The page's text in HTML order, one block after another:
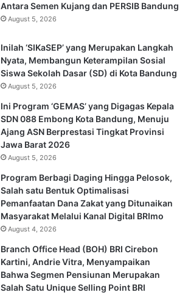
Antara Semen Kujang dan PERSIB Bandung
August 5, 2026
Inilah ‘SIKaSEP’ yang Merupakan Langkah
Nyata, Membangun Keterampilan Sosial
Siswa Sekolah Dasar (SD) di Kota Bandung
August 5, 2026
Ini Program ‘GEMAS’ yang Digagas Kepala
SDN 088 Embong Kota Bandung, Menuju
Ajang ASN Berprestasi Tingkat Provinsi
Jawa Barat 2026
August 5, 2026
Program Berbagi Daging Hingga Pelosok,
Salah satu Bentuk Optimalisasi
Pemanfaatan Dana Zakat yang Ditunaikan
Masyarakat Melalui Kanal Digital BRImo
August 4, 2026
Branch Office Head (BOH) BRI Cirebon
Kartini, Andrie Vitra, Menyampaikan
Bahwa Segmen Pensiunan Merupakan
Salah Satu Unique Selling Point BRI